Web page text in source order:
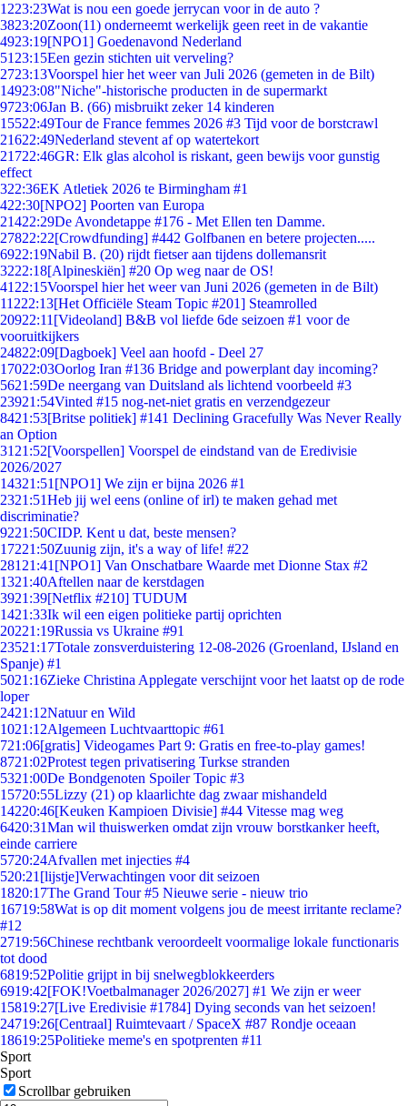
1223:23Wat is nou een goede jerrycan voor in de auto ?
3823:20Zoon(11) onderneemt werkelijk geen reet in de vakantie
4923:19[NPO1] Goedenavond Nederland
51 23:15Een gezin stichten uit verveling?
2723:13Voorspel hier het weer van Juli 2026 (gemeten in de Bilt)
14923:08"Niche"-historische producten in de supermarkt
9723:06Jan B. (66) misbruikt zeker 14 kinderen
15522:49Tour de France femmes 2026 #3 Tijd voor de borstcrawl
21622:49Nederland stevent af op watertekort
21722:46GR: Elk glas alcohol is riskant, geen bewijs voor gunstig
effect
322:36EK Atletiek 2026 te Birmingham #1
422:30[NPO2] Poorten van Europa
21422:29De Avondetappe #176 - Met Ellen ten Damme.
27822:22[Crowdfunding] #442 Golfbanen en betere projecten.....
6922:19Nabil B. (20) rijdt fietser aan tijdens dollemansrit
3222:18[Alpineskiën] #20 Op weg naar de OS!
41 22:15Voorspel hier het weer van Juni 2026 (gemeten in de Bilt)
11222:13[Het Officiële Steam Topic #201] Steamrolled
20922:11 [Videoland] B&B vol liefde 6de seizoen #1 voor de
vooruitkijkers
24822:09[Dagboek] Veel aan hoofd - Deel 27
17022:03Oorlog Iran #136 Bridge and powerplant day incoming?
5621:59De neergang van Duitsland als lichtend voorbeeld #3
23921:54Vinted #15 nog-net-niet gratis en verzendgezeur
8421:53[Britse politiek] #141 Declining Gracefully Was Never Really
an Option
31 21:52[Voorspellen] Voorspel de eindstand van de Eredivisie
2026/2027
14321:51 [NPO1] We zijn er bijna 2026 #1
2321:51Heb jij wel eens (online of irl) te maken gehad met
discriminatie?
9221:50CIDP. Kent u dat, beste mensen?
17221:50Zuunig zijn, it's a way of life! #22
281 21:41 [NPO1] Van Onschatbare Waarde met Dionne Stax #2
1321:40Aftellen naar de kerstdagen
3921:39[Netflix #210] TUDUM
1421:33Ik wil een eigen politieke partij oprichten
20221:19Russia vs Ukraine #91
23521:17Totale zonsverduistering 12-08-2026 (Groenland, IJsland en
Spanje) #1
5021:16Zieke Christina Applegate verschijnt voor het laatst op de rode
loper
2421:12Natuur en Wild
1021:12Algemeen Luchtvaarttopic #61
721:06[gratis] Videogames Part 9: Gratis en free-to-play games!
8721:02Protest tegen privatisering Turkse stranden
5321:00De Bondgenoten Spoiler Topic #3
15720:55Lizzy (21) op klaarlichte dag zwaar mishandeld
14220:46[Keuken Kampioen Divisie] #44 Vitesse mag weg
6420:31Man wil thuiswerken omdat zijn vrouw borstkanker heeft,
einde carriere
5720:24Afvallen met injecties #4
520:21 [lijstje]Verwachtingen voor dit seizoen
1820:17The Grand Tour #5 Nieuwe serie - nieuw trio
16719:58Wat is op dit moment volgens jou de meest irritante reclame?
#12
2719:56Chinese rechtbank veroordeelt voormalige lokale functionaris
tot dood
6819:52Politie grijpt in bij snelwegblokkeerders
6919:42[FOK!Voetbalmanager 2026/2027] #1 We zijn er weer
15819:27[Live Eredivisie #1784] Dying seconds van het seizoen!
24719:26[Centraal] Ruimtevaart / SpaceX #87 Rondje oceaan
18619:25Politieke meme's en spotprenten #11
Sport
Sport
Scrollbar gebruiken